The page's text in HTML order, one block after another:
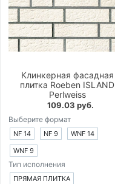
Клинкерная фасадная
плитка Roeben ISLAND
Perlweiss
109.03 руб.
Выберите формат
NF 14 NF 9
WNF 14
WNF 9
Тип исполнения
ПРЯМАЯ ПЛИТКА